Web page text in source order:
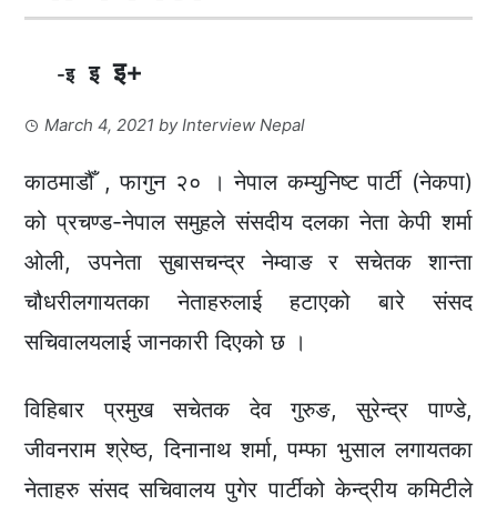
-इ इ इ+
March 4, 2021 byInterview Nepal
काठमाडौँ , फागुन २० । नेपाल कम्युनिष्ट पार्टी (नेकपा)
को प्रचण्ड-नेपाल समुहले संसदीय दलका नेता केपी शर्मा
ओली, उपनेता सुबासचन्द्र नेम्वाङ र सचेतक शान्ता
चौधरीलगायतका नेताहरुलाई हटाएको बारे संसद
सचिवालयलाई जानकारी दिएको छ ।
विहिबार प्रमुख सचेतक देव गुरुङ, सुरेन्द्र पाण्डे,
जीवनराम श्रेष्ठ, दिनानाथ शर्मा, पम्फा भुसाल लगायतका
नेताहरु संसद सचिवालय पुगेर पार्टीको केन्द्रीय कमिटीले